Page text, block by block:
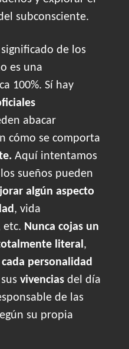
subconsciente.
de los
es una
100%. Sí hay
abacar
cómo se comporta
Aquí intentamos
sueños pueden
algún aspecto
, vida
etc. Nunca cojas un
literal,
cada personalidad
vivencias del día
de las
su propia